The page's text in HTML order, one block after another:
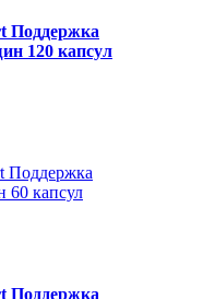
Поддержка
120 капсул
Поддержка